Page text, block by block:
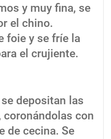
y muy fina, se
el chino.
foie y se fríe la
el crujiente.
depositan las
coronándolas con
de cecina. Se